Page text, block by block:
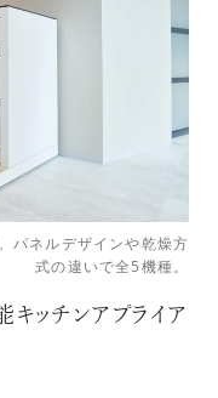
パネルデザインや乾燥方
式の違いで全5機種。
ッチンアプライア